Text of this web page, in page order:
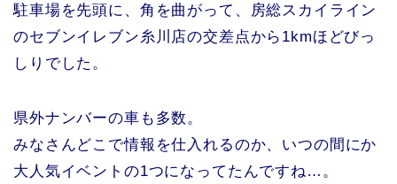
駐車場を先頭に、角を曲がって、房総スカイライン
のセブンイレブン糸川店の交差点から1kmほどびっ
しりでした。
県外ナンバーの車も多数。
みなさんどこで情報を仕入れるのか、いつの間にか
大人気イベントの1つになってたんですね…。